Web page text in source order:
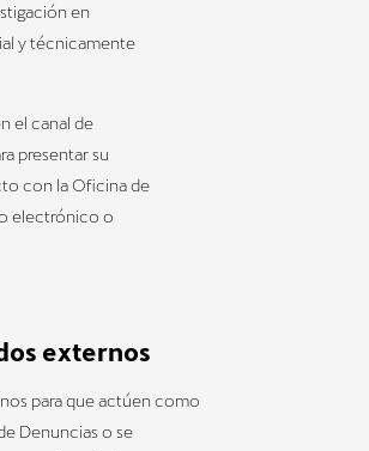
en
y técnicamente
el canal de
presentar su
con la Oficina de
electrónico o
externos
para que actúen como
Denuncias o se